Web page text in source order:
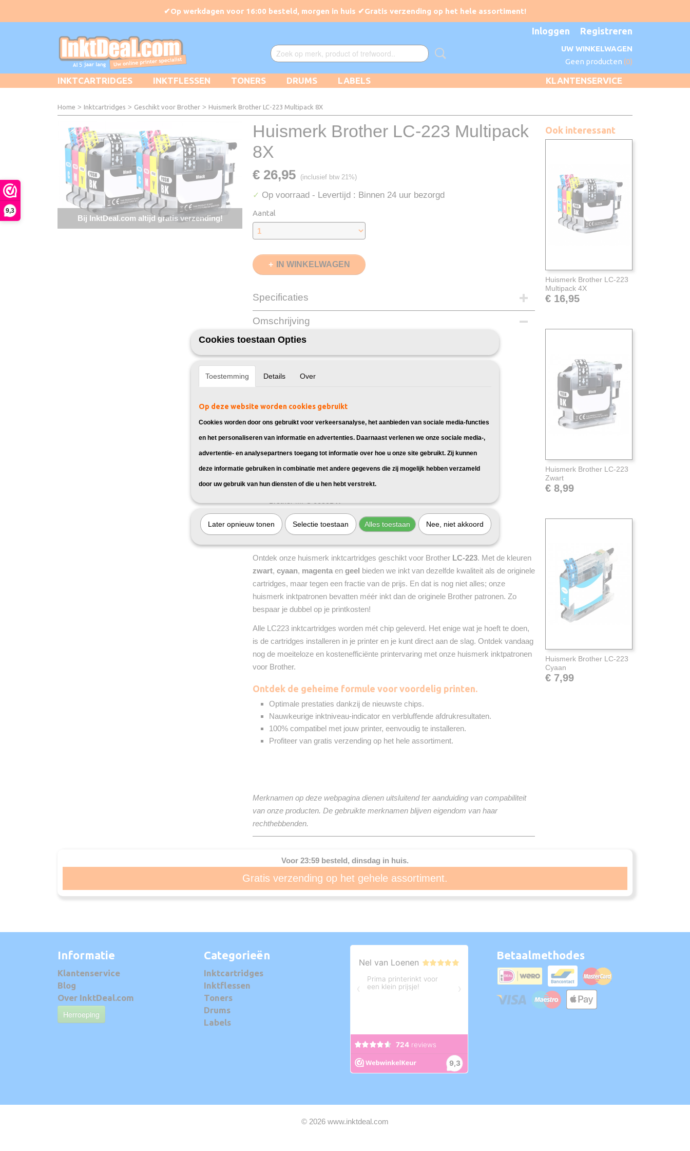
9,3
Inloggen Registreren
UW WINKELWAGEN
Geen producten (0)
KLANTENSERVICE
INKTCARTRIDGES INKTFLESSEN TONERS DRUMS LABELS
Home > Inktcartridges > Geschikt voor Brother > Huismerk Brother LC-223 Multipack 8X
Bij InktDeal.com altijd gratis verzending!
Huismerk Brother LC-223 Multipack
8X
€ 26,95 (inclusief btw 21%)
✓ Op voorraad - Levertijd : Binnen 24 uur bezorgd
Aantal
IN WINKELWAGEN
Specificaties
EAN code
Zwart
Cyaan
Geel
2X 13ml
Merk
Verzendmethode
Recyclebaar
Omschrijving
Huismerk Brother LC-223 Inkt, geschikt voor:
Brother DCP-J562DW
Brother MFC-J4620DW
Brother MFC-J480DW
Brother MFC-J485DW
Brother MFC-J5320DW
Brother MFC-J5720DW
Brother MFC-J880DW
Ontdek onze huismerk inktcartridges geschikt voor Brother LC-223. Met de kleuren
zwart, cyaan, magenta en geel bieden we inkt van dezelfde kwaliteit als de originele
cartridges, maar tegen een fractie van de prijs. En dat is nog niet alles; onze
huismerk inktpatronen bevatten méér inkt dan de originele Brother patronen. Zo
bespaar je dubbel op je printkosten!
Alle LC223 inktcartridges worden mét chip geleverd. Het enige wat je hoeft te doen,
is de cartridges installeren in je printer en je kunt direct aan de slag. Ontdek vandaag
nog de moeiteloze en kostenefficiënte printervaring met onze huismerk inktpatronen
voor Brother.
Ontdek de geheime formule voor voordelig printen.
Optimale prestaties dankzij de nieuwste chips.
Nauwkeurige inktniveau-indicator en verbluffende afdrukresultaten.
100% compatibel met jouw printer, eenvoudig te installeren.
Profiteer van gratis verzending op het hele assortiment.
Merknamen op deze webpagina dienen uitsluitend ter aanduiding van compabiliteit
van onze producten. De gebruikte merknamen blijven eigendom van haar
rechthebbenden.
Ook interessant
Huismerk Brother LC-223
Multipack 4X
€ 16,95
Huismerk Brother LC-223
Zwart
€ 8,99
Huismerk Brother LC-223
Cyaan
€ 7,99
Voor 23:59 besteld, dinsdag in huis.
Gratis verzending op het gehele assortiment.
Informatie
Klantenservice
Blog
Over InktDeal.com
Herroeping
Categorieën
Inktcartridges
Inktflessen
Toners
Drums
Labels
Betaalmethodes
© 2026 www.inktdeal.com
Cookies toestaan Opties
Toestemming Details Over
Op deze website worden cookies gebruikt
Cookies worden door ons gebruikt voor verkeersanalyse, het aanbieden van sociale media-functies
en het personaliseren van informatie en advertenties. Daarnaast verlenen we onze sociale media-,
advertentie- en analysepartners toegang tot informatie over hoe u onze site gebruikt. Zij kunnen
deze informatie gebruiken in combinatie met andere gegevens die zij mogelijk hebben verzameld
door uw gebruik van hun diensten of die u hen hebt verstrekt.
Later opnieuw tonen Selectie toestaan Alles toestaan Nee, niet akkoord